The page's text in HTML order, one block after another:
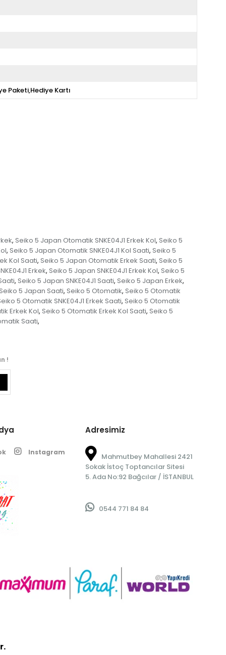
Paketi,Hediye Kartı
, Seiko 5 Japan Otomatik SNKE04J1 Erkek Kol, Seiko 5
, Seiko 5 Japan Otomatik SNKE04J1 Kol Saati, Seiko 5
Kol Saati, Seiko 5 Japan Otomatik Erkek Saati, Seiko 5
Erkek, Seiko 5 Japan SNKE04J1 Erkek Kol, Seiko 5
, Seiko 5 Japan SNKE04J1 Saati, Seiko 5 Japan Erkek,
Seiko 5 Japan Saati, Seiko 5 Otomatik, Seiko 5 Otomatik
5 Otomatik SNKE04J1 Erkek Saati, Seiko 5 Otomatik
Erkek Kol, Seiko 5 Otomatik Erkek Kol Saati, Seiko 5
Saati,
!
Instagram
Adresimiz
Mahmutbey Mahallesi 2421
Sokak İstoç Toptancılar Sitesi
5. Ada No:92 Bağcılar / İSTANBUL
0544 771 84 84